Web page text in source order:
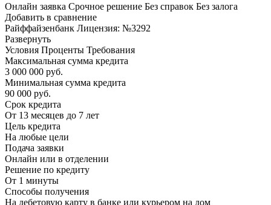
Онлайн заявка Срочное решение Без справок Без залога
Добавить в сравнение
Райффайзенбанк Лицензия: №3292
Развернуть
Условия Проценты Требования
Максимальная сумма кредита
3 000 000 руб.
Минимальная сумма кредита
90 000 руб.
Срок кредита
От 13 месяцев до 7 лет
Цель кредита
На любые цели
Подача заявки
Онлайн или в отделении
Решение по кредиту
От 1 минуты
Способы получения
На дебетовую карту в банке или курьером на дом